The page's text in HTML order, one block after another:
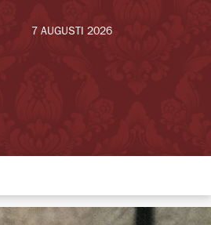
7 AUGUSTI 2026